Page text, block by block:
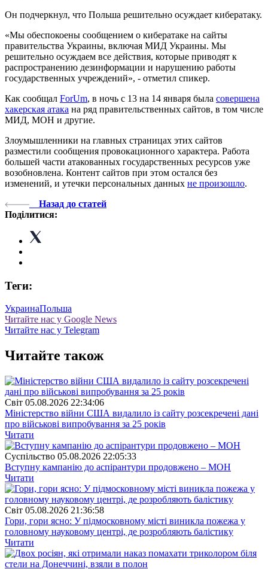
Он подчеркнул, что Польша решительно осуждает кибератаку.
«Мы обеспокоены сообщением о кибератаке на сайты
правительства Украины, включая МИД Украины. Мы
решительно осуждаем все действия, которые приводят к
распространению дезинформации и нарушению работы
государственных учреждений», - отметил спикер.
Как сообщал ForUm, в ночь с 13 на 14 января была совершена
хакерская атака на ряд правительственных сайтов, в том числе
МИД, МОН и другие.
Злоумышленники на главных страницах этих сайтов
разместили сообщения провокационного характера. Работа
большей части атакованных государственных ресурсов уже
возобновлена. Контент сайтов при этом остался без
изменений, и утечки персональных данных не произошло.
Назад до статей
Поділитися:
Теги:
УкраинаПольша
Читайте нас у Google News
Читайте нас у Telegram
Читайте також
Свiт 05.08.2026 22:34:06
Міністерство війни США видалило із сайту розсекречені дані
про військові випробування за 25 років
Читати
Суспiльство 05.08.2026 22:05:33
Вступну кампанію до аспірантури продовжено – МОН
Читати
Свiт 05.08.2026 21:36:58
Гори, гори ясно: У підмосковному місті виникла пожежа у
головному науковому центрі, де розробляють балістику
Читати